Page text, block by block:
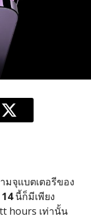
มจุแบตเตอรีของ
นี้ก็มีเพียง
hours เท่านั้น